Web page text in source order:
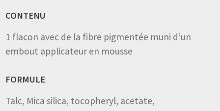
CONTENU
1 flacon avec de la fibre pigmentée muni d’un
embout applicateur en mousse
FORMULE
Talc, Mica silica, tocopheryl, acetate,